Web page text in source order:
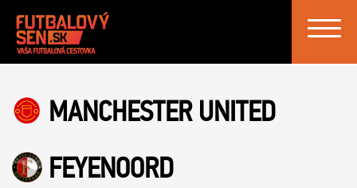
Toggle
MANCHESTER UNITED
FEYENOORD